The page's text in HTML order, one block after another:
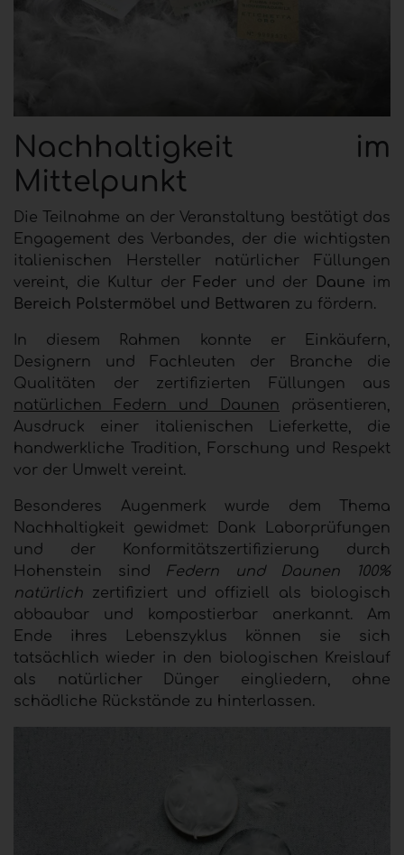
Nachhaltigkeit im
Mittelpunkt
Die Teilnahme an der Veranstaltung bestätigt das
Engagement des Verbandes, der die wichtigsten
italienischen Hersteller natürlicher Füllungen
vereint, die Kultur der Feder und der Daune im
Bereich Polstermöbel und Bettwaren zu fördern.
In diesem Rahmen konnte er Einkäufern,
Designern und Fachleuten der Branche die
Qualitäten der zertifizierten Füllungen aus
natürlichen Federn und Daunen präsentieren,
Ausdruck einer italienischen Lieferkette, die
handwerkliche Tradition, Forschung und Respekt
vor der Umwelt vereint.
Besonderes Augenmerk wurde dem Thema
Nachhaltigkeit gewidmet: Dank Laborprüfungen
und der Konformitätszertifizierung durch
Hohenstein sind Federn und Daunen
100%
natürlich zertifiziert und offiziell als biologisch
abbaubar und kompostierbar anerkannt. Am
Ende ihres Lebenszyklus können sie sich
tatsächlich wieder in den biologischen Kreislauf
als natürlicher Dünger eingliedern, ohne
schädliche Rückstände zu hinterlassen.